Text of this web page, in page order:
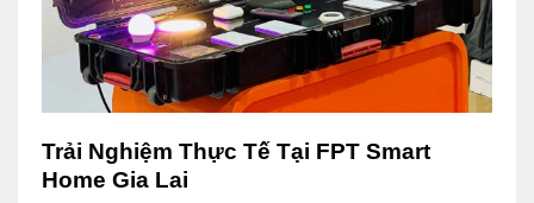
Trải Nghiệm Thực Tế Tại FPT Smart
Home Gia Lai